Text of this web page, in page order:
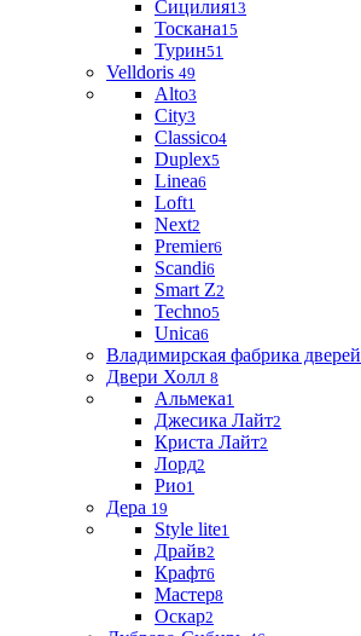
Сицилия13
Тоскана15
Турин51
Velldoris 49
Alto3
City3
Classico4
Duplex5
Linea6
Loft1
Next2
Premier6
Scandi6
Smart Z2
Techno5
Unica6
Владимирская фабрика дверей
Двери Холл 8
Альмека1
Джесика Лайт2
Криста Лайт2
Лорд2
Рио1
Дера 19
Style lite1
Драйв2
Крафт6
Мастер8
Оскар2